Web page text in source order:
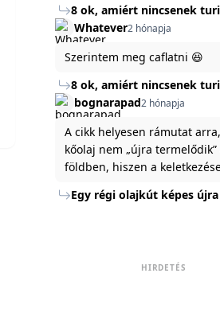
8 ok, amiért nincsenek
Törökország Fekete-tenger
partján
Whatever2 hónapja
Szerintem meg caflatni 😆
8 ok, amiért nincsenek
Törökország Fekete-tenger
partján
bognarapad2 hónapja
A cikk helyesen rámutat
kőolaj nem „újra termelődik”
földben, hiszen a
Energiaügyi Minisztériuma
nyomáskülönbség
Egy régi olajkút képes
HIRDETÉS